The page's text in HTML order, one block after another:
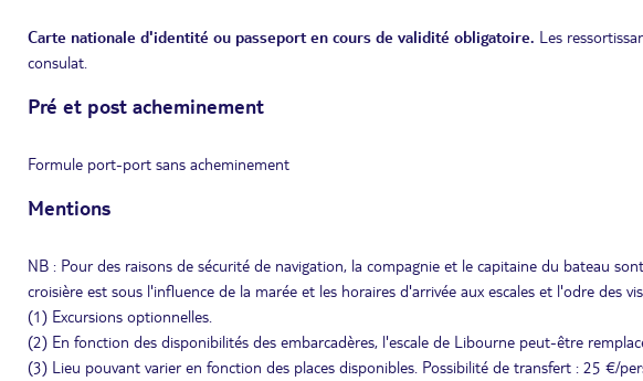
Carte nationale d'identité ou passeport en cours de validité obligatoire. Les
consulat.
Pré et post acheminement
Formule port-port sans acheminement
Mentions
NB : Pour des raisons de sécurité de navigation, la compagnie et le capitaine du bateau
croisière est sous l'influence de la marée et les horaires d'arrivée aux escales et l'odre des
(1) Excursions optionnelles.
(2) En fonction des disponibilités des embarcadères, l'escale de Libourne peut-être
(3) Lieu pouvant varier en fonction des places disponibles. Possibilité de transfert : 25 €/